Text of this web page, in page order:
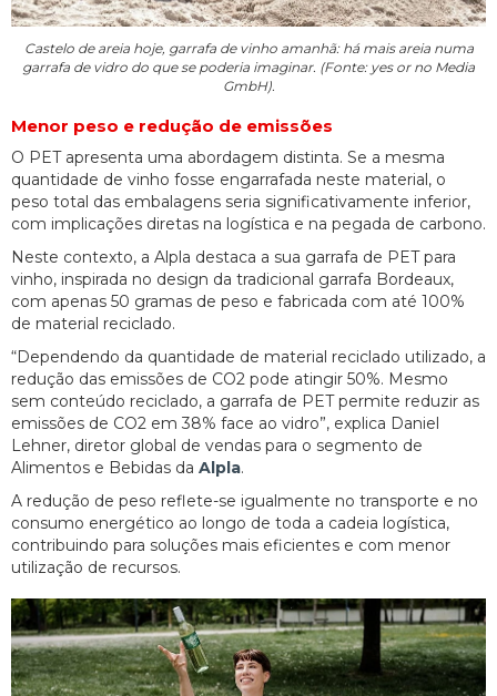
Castelo de areia hoje, garrafa de vinho amanhã: há mais areia numa
garrafa de vidro do que se poderia imaginar. (Fonte: yes or no Media
GmbH).
Menor peso e redução de emissões
O PET apresenta uma abordagem distinta. Se a mesma
quantidade de vinho fosse engarrafada neste material, o
peso total das embalagens seria significativamente inferior,
com implicações diretas na logística e na pegada de carbono.
Neste contexto, a Alpla destaca a sua garrafa de PET para
vinho, inspirada no design da tradicional garrafa Bordeaux,
com apenas 50 gramas de peso e fabricada com até 100%
de material reciclado.
“Dependendo da quantidade de material reciclado utilizado, a
redução das emissões de CO2 pode atingir 50%. Mesmo
sem conteúdo reciclado, a garrafa de PET permite reduzir as
emissões de CO2 em 38% face ao vidro”, explica Daniel
Lehner, diretor global de vendas para o segmento de
Alimentos e Bebidas da Alpla.
A redução de peso reflete-se igualmente no transporte e no
consumo energético ao longo de toda a cadeia logística,
contribuindo para soluções mais eficientes e com menor
utilização de recursos.